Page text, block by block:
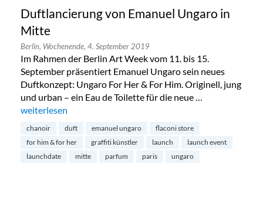
Duftlancierung von Emanuel Ungaro in
Mitte
Berlin, Wochenende, 4. September 2019
Im Rahmen der Berlin Art Week vom 11. bis 15.
September präsentiert Emanuel Ungaro sein neues
Duftkonzept: Ungaro For Her & For Him. Originell, jung
und urban – ein Eau de Toilette für die neue …
„Duftlancierung von Emanuel Ungaro in Mitte“
weiterlesen
chanoir duft emanuel ungaro
flaconi store
for him & for her
graffiti künstler launch
launch event
launchdate
mitte parfum paris ungaro